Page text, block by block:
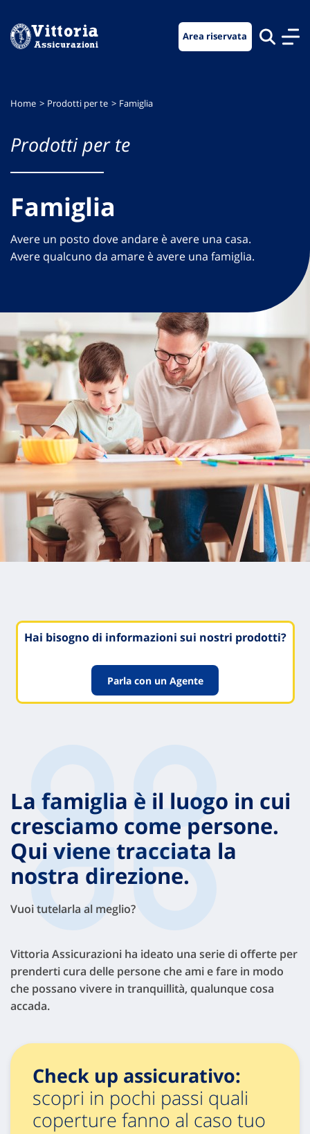
menu
contenuto
footer
Area riservata
Home Prodotti per te Famiglia
Prodotti per te
Famiglia
Avere un posto dove andare è avere una casa.
Avere qualcuno da amare è avere una famiglia.
Hai bisogno di informazioni sui nostri prodotti?
Parla con un Agente
La famiglia è il luogo in cui
cresciamo come persone.
Qui viene tracciata la
nostra direzione.
Vuoi tutelarla al meglio?
Vittoria Assicurazioni ha ideato una serie di offerte per
prenderti cura delle persone che ami e fare in modo
che possano vivere in tranquillità, qualunque cosa
accada.
Check up assicurativo:
scopri in pochi passi quali
coperture fanno al caso tuo